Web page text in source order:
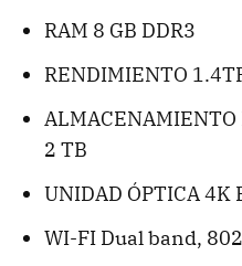
RAM 8 GB DDR3
RENDIMIENTO
2 TB
UNIDAD ÓPTICA 4K
WI-FI Dual band,